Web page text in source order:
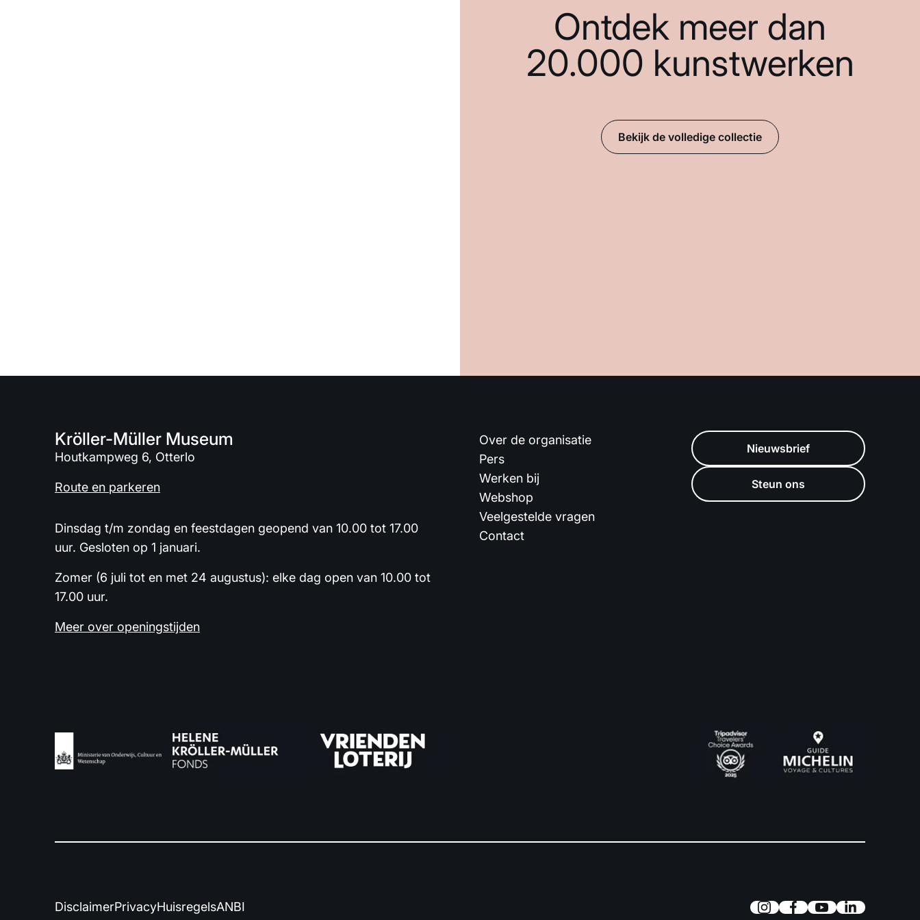
Ontdek meer dan
20.000 kunstwerken
Bekijk de volledige collectie
Kröller-Müller Museum
Houtkampweg 6, Otterlo
Route en parkeren
Dinsdag t/m zondag en feestdagen geopend van 10.00 tot 17.00
uur. Gesloten op 1 januari.
Zomer (6 juli tot en met 24 augustus): elke dag open van 10.00 tot
17.00 uur.
Meer over openingstijden
Over de organisatie
Pers
Werken bij
Webshop
Veelgestelde vragen
Contact
Nieuwsbrief
Steun ons
DisclaimerPrivacyHuisregelsANBI